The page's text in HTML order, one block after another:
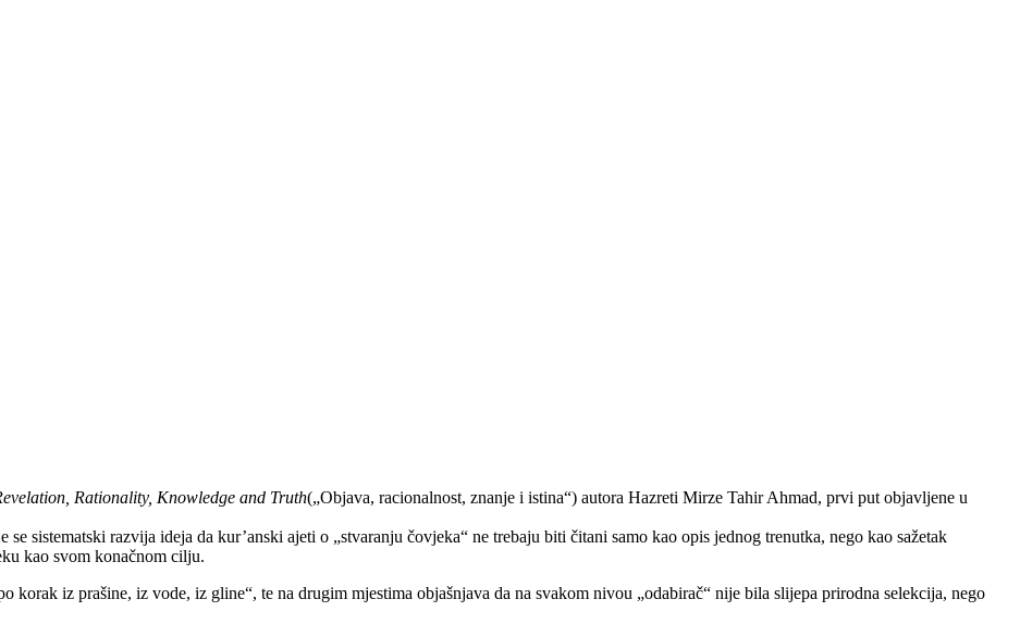
Rationality, Knowledge and Truth(„Objava, racionalnost, znanje i istina“) autora Hazreti Mirze Tahir Ahmad, prvi put objavljene u
sistematski razvija ideja da kur’anski ajeti o „stvaranju čovjeka“ ne trebaju biti čitani samo kao opis jednog trenutka, nego kao sažetak
kao svom konačnom cilju.
korak iz prašine, iz vode, iz gline“, te na drugim mjestima objašnjava da na svakom nivou „odabirač“ nije bila slijepa prirodna selekcija, nego